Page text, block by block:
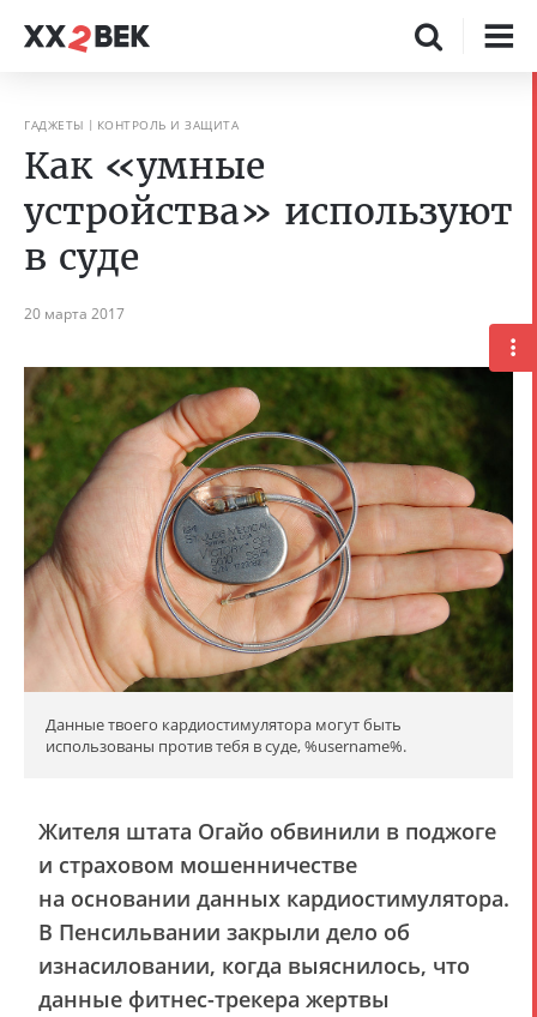
ГАДЖЕТЫ КОНТРОЛЬ И ЗАЩИТА
Как «умные
устройства» используют
в суде
20 марта 2017
Данные твоего кардиостимулятора могут быть
использованы против тебя в суде, %username%.
Жителя штата Огайо обвинили в поджоге
и страховом мошенничестве
на основании данных кардиостимулятора.
В Пенсильвании закрыли дело об
изнасиловании, когда выяснилось, что
данные фитнес-трекера жертвы